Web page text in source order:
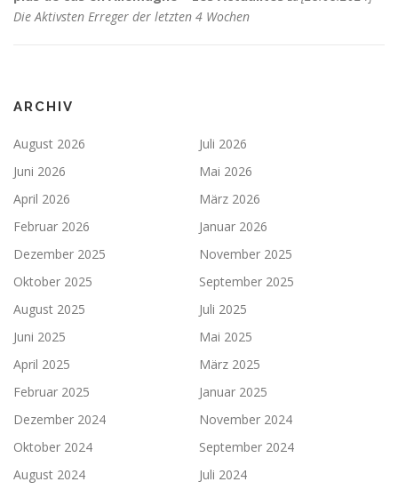
Die Aktivsten Erreger der letzten 4 Wochen
ARCHIV
August 2026
Juli 2026
Juni 2026
Mai 2026
April 2026
März 2026
Februar 2026
Januar 2026
Dezember 2025
November 2025
Oktober 2025
September 2025
August 2025
Juli 2025
Juni 2025
Mai 2025
April 2025
März 2025
Februar 2025
Januar 2025
Dezember 2024
November 2024
Oktober 2024
September 2024
August 2024
Juli 2024